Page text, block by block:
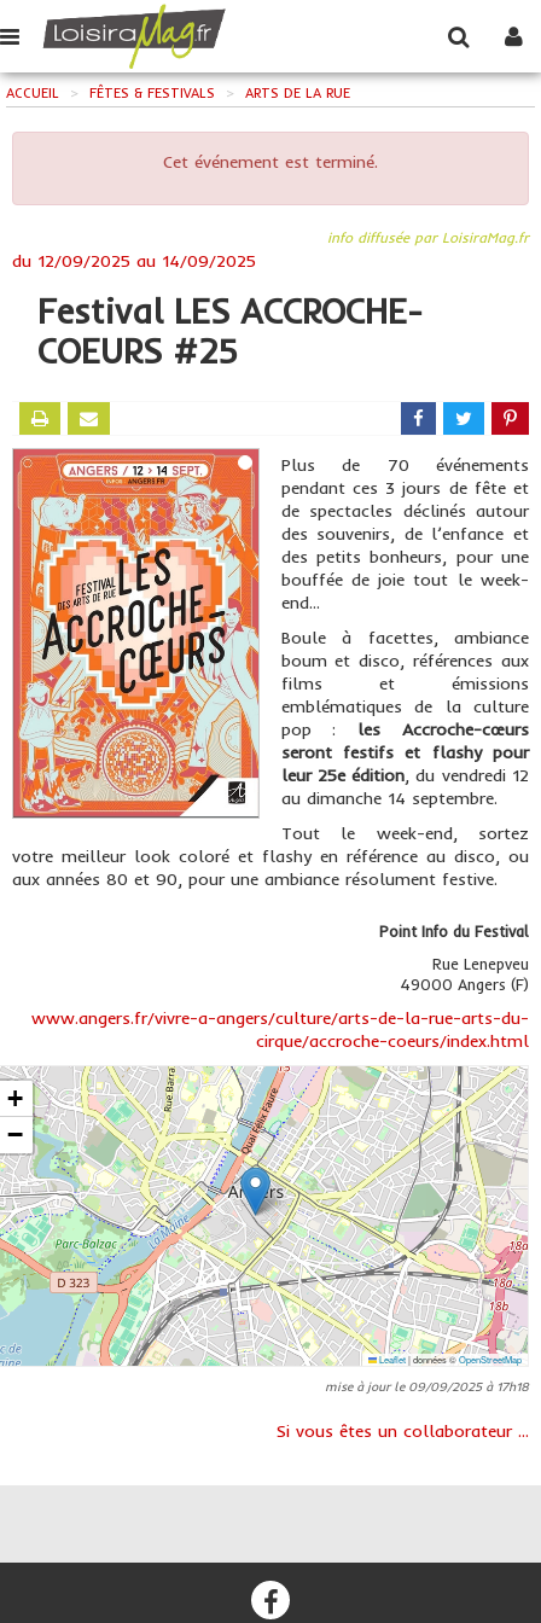
ACCUEIL > FÊTES & FESTIVALS > ARTS DE LA RUE
Cet événement est terminé.
info diffusée par LoisiraMag.fr
du 12/09/2025 au 14/09/2025
Festival LES ACCROCHE-
COEURS #25
Plus de 70 événements
pendant ces 3 jours de fête et
de spectacles déclinés autour
des souvenirs, de l’enfance et
des petits bonheurs, pour une
bouffée de joie tout le week-
end...
Boule à facettes, ambiance
boum et disco, références aux
films et émissions
emblématiques de la culture
pop : les Accroche-cœurs
seront festifs et flashy pour
leur 25e édition, du vendredi 12
au dimanche 14 septembre.
Tout le week-end, sortez
votre meilleur look coloré et flashy en référence au disco, ou
aux années 80 et 90, pour une ambiance résolument festive.
Point Info du Festival
Rue Lenepveu
49000 Angers (F)
www.angers.fr/vivre-a-angers/culture/arts-de-la-rue-arts-du-
cirque/accroche-coeurs/index.html
+
−
Leaflet|données ©OpenStreetMap
mise à jour le 09/09/2025 à 17h18
Si vous êtes un collaborateur ...